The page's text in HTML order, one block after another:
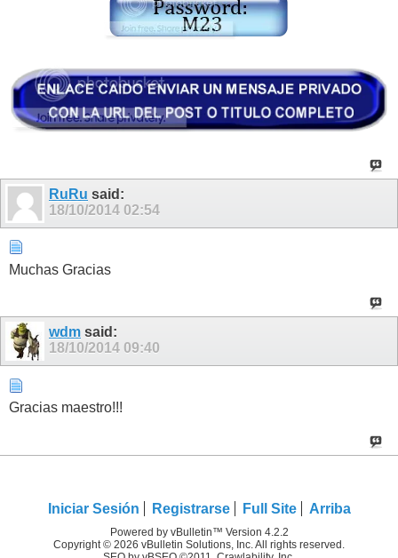
RuRu said:
18/10/2014 02:54
Muchas Gracias
wdm said:
18/10/2014 09:40
Gracias maestro!!!
Iniciar Sesión Registrarse Full Site Arriba
Powered by vBulletin™ Version 4.2.2
Copyright © 2026 vBulletin Solutions, Inc. All rights reserved.